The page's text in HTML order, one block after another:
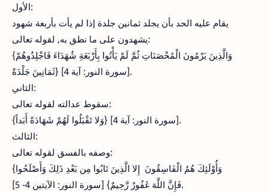
الأول:
يقام عليه الحد بأن يجلد ثمانين جلدة إذا لم يأت بأربعة شهود
يشهدون على ما نطق به, لقوله تعالى:
{وَالَّذِينَ يَرْمُونَ الْمُحْصَنَاتِ ثُمَّ لَمْ يَأْتُوا بِأَرْبَعَةِ شُهَدَاءَ فَاجْلِدُوهُمْ
ثَمَانِينَ جَلْدَةً‏} [سورة النور: آية 4].
الثاني:
سقوط عدالته لقوله تعالى:
{وَلا تَقْبَلُوا لَهُمْ شَهَادَةً أَبَداً‏} [سورة النور: آية 4].
الثالث:
وصفه بالفسق لقوله تعالى:
{وَأُوْلَئِكَ هُمُ الْفَاسِقُونَ إِلا الَّذِينَ تَابُوا مِن بَعْدِ ذَلِكَ وَأَصْلَحُوا
فَإِنَّ اللَّهَ غَفُورٌ رَّحِيمٌ} [سورة النور: الآيتين 4- 5].